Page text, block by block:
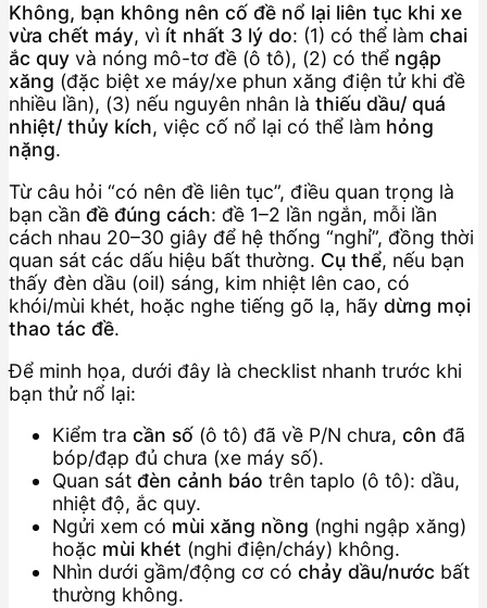
Không, bạn không nên cố đề nổ lại liên tục khi xe
vừa chết máy, vì ít nhất 3 lý do: (1) có thể làm chai
ắc quy và nóng mô-tơ đề (ô tô), (2) có thể ngập
xăng (đặc biệt xe máy/xe phun xăng điện tử khi đề
nhiều lần), (3) nếu nguyên nhân là thiếu dầu/ quá
nhiệt/ thủy kích, việc cố nổ lại có thể làm hỏng
nặng.
Từ câu hỏi “có nên đề liên tục”, điều quan trọng là
bạn cần đề đúng cách: đề 1–2 lần ngắn, mỗi lần
cách nhau 20–30 giây để hệ thống “nghỉ”, đồng thời
quan sát các dấu hiệu bất thường. Cụ thể, nếu bạn
thấy đèn dầu (oil) sáng, kim nhiệt lên cao, có
khói/mùi khét, hoặc nghe tiếng gõ lạ, hãy dừng mọi
thao tác đề.
Để minh họa, dưới đây là checklist nhanh trước khi
bạn thử nổ lại:
Kiểm tra cần số (ô tô) đã về P/N chưa, côn đã
bóp/đạp đủ chưa (xe máy số).
Quan sát đèn cảnh báo trên taplo (ô tô): dầu,
nhiệt độ, ắc quy.
Ngửi xem có mùi xăng nồng (nghi ngập xăng)
hoặc mùi khét (nghi điện/cháy) không.
Nhìn dưới gầm/động cơ có chảy dầu/nước bất
thường không.